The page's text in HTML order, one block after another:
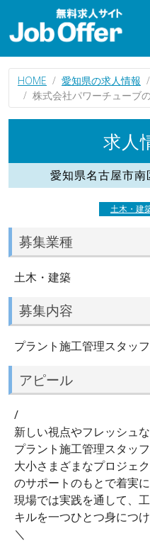
HOME 愛知県の求人情報
株式会社パワーチューブ
求人
愛知県名古屋市
土木・建
募集業種
土木・建築
募集内容
プラント施工管理スタッフ
アピール
/
新しい視点やフレッシュ
プラント施工管理スタッ
大小さまざまなプロジェ
のサポートのもとで着実
現場では実践を通して、
キルを一つひとつ身につ
＼